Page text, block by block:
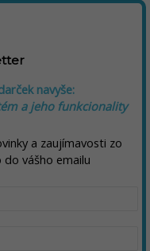
navyše:
a jeho funkcionality
a zaujímavosti zo
vášho emailu